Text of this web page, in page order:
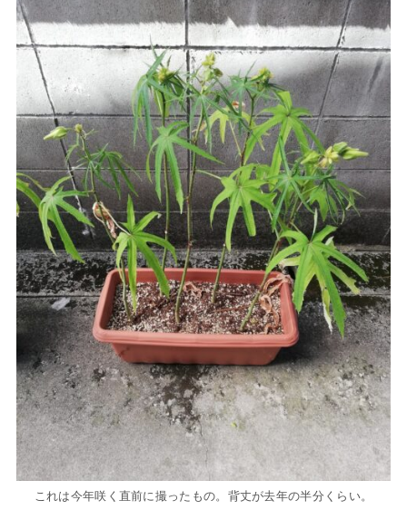
これは今年咲く直前に撮ったもの。背丈が去年の半分くらい。